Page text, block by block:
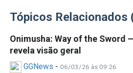
Tópicos Relacionados
Onimusha: Way of the Sword
revela visão geral
GGNews - 06/03/26 às 09:26